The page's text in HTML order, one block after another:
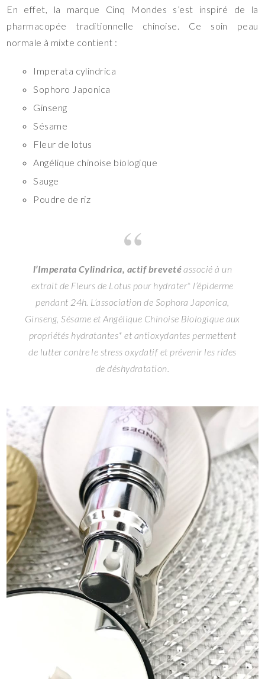
En effet, la marque Cinq Mondes s’est inspiré de la
pharmacopée traditionnelle chinoise. Ce soin peau
normale à mixte contient :
Imperata cylindrica
Sophoro Japonica
Ginseng
Sésame
Fleur de lotus
Angélique chinoise biologique
Sauge
Poudre de riz
l’Imperata Cylindrica, actif brevetéassocié à un
extrait de Fleurs de Lotus pour hydrater* l’épiderme
pendant 24h. L’association de Sophora Japonica,
Ginseng, Sésame et Angélique Chinoise Biologique aux
propriétés hydratantes* et antioxydantes permettent
de lutter contre le stress oxydatif et prévenir les rides
de déshydratation.